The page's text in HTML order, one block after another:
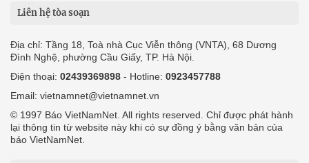
Liên hệ tòa soạn
Địa chỉ: Tầng 18, Toà nhà Cục Viễn thông (VNTA), 68 Dương
Đình Nghệ, phường Cầu Giấy, TP. Hà Nội.
Điện thoại: 02439369898 - Hotline: 0923457788
Email: vietnamnet@vietnamnet.vn
© 1997 Báo VietNamNet. All rights reserved. Chỉ được phát hành
lại thông tin từ website này khi có sự đồng ý bằng văn bản của
báo VietNamNet.